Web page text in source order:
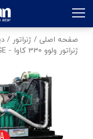
صفحه اصلی / ژنراتور /
ژنراتور ولوو 330 کاوا - TAD1341GE